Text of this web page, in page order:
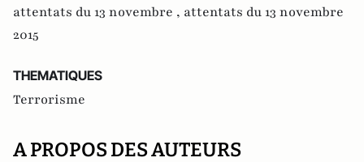
attentats du 13 novembre , attentats du 13 novembre
2015
THEMATIQUES
Terrorisme
A PROPOS DES AUTEURS